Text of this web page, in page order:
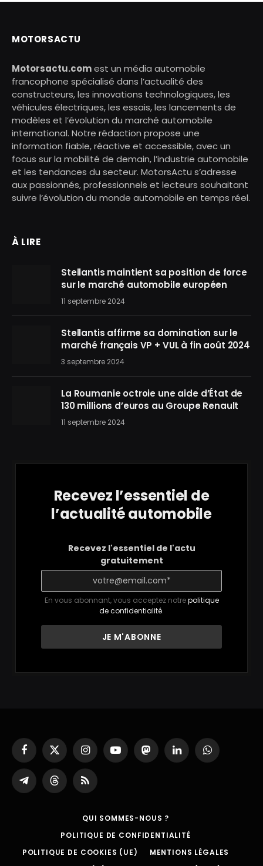
MOTORSACTU
Motorsactu.comest un média automobile
francophone spécialisé dans l’actualité des
constructeurs, les innovations technologiques, les
véhicules électriques, les essais, les lancements de
modèles et l’évolution du marché automobile
international. Notre rédaction propose une
information fiable, réactive et accessible, avec un
focus sur la mobilité de demain, l’industrie automobile
et les tendances du secteur. MotorsActu s’adresse
aux passionnés, professionnels et lecteurs souhaitant
suivre l’évolution du monde automobile en temps réel.
À LIRE
Stellantis maintient sa position de force
sur le marché automobile européen
11 septembre 2024
Stellantis affirme sa domination sur le
marché français VP + VUL à fin août 2024
3 septembre 2024
La Roumanie octroie une aide d’État de
130 millions d’euros au Groupe Renault
11 septembre 2024
Recevez l’essentiel de
l’actualité automobile
Recevez l'essentiel de l'actu
gratuitement
En vous abonnant, vous acceptez notrepolitique
de confidentialité.
Facebook
X
(Twitter)
InstagramYouTubeMastodonLinkedInWhatsApp
Partager
sur
ThreadsRSS
QUI SOMMES-NOUS ?
POLITIQUE DE CONFIDENTIALITÉ
POLITIQUE DE COOKIES (UE)
MENTIONS LÉGALES